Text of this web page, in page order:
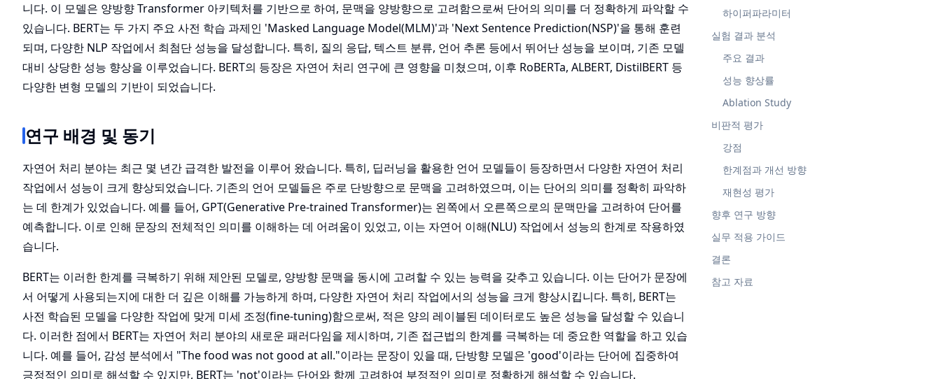
니다. 이 모델은 양방향 Transformer 아키텍처를 기반으로 하여, 문맥을 양방향으로 고려함으로써 단어의 의미를 더 정확하게 파악할 수
있습니다. BERT는 두 가지 주요 사전 학습 과제인 'Masked Language Model(MLM)'과 'Next Sentence Prediction(NSP)'을 통해 훈련
되며, 다양한 NLP 작업에서 최첨단 성능을 달성합니다. 특히, 질의 응답, 텍스트 분류, 언어 추론 등에서 뛰어난 성능을 보이며, 기존 모델
대비 상당한 성능 향상을 이루었습니다. BERT의 등장은 자연어 처리 연구에 큰 영향을 미쳤으며, 이후 RoBERTa, ALBERT, DistilBERT 등
다양한 변형 모델의 기반이 되었습니다.
연구 배경 및 동기
자연어 처리 분야는 최근 몇 년간 급격한 발전을 이루어 왔습니다. 특히, 딥러닝을 활용한 언어 모델들이 등장하면서 다양한 자연어 처리
작업에서 성능이 크게 향상되었습니다. 기존의 언어 모델들은 주로 단방향으로 문맥을 고려하였으며, 이는 단어의 의미를 정확히 파악하
는 데 한계가 있었습니다. 예를 들어, GPT(Generative Pre-trained Transformer)는 왼쪽에서 오른쪽으로의 문맥만을 고려하여 단어를
예측합니다. 이로 인해 문장의 전체적인 의미를 이해하는 데 어려움이 있었고, 이는 자연어 이해(NLU) 작업에서 성능의 한계로 작용하였
습니다.
BERT는 이러한 한계를 극복하기 위해 제안된 모델로, 양방향 문맥을 동시에 고려할 수 있는 능력을 갖추고 있습니다. 이는 단어가 문장에
서 어떻게 사용되는지에 대한 더 깊은 이해를 가능하게 하며, 다양한 자연어 처리 작업에서의 성능을 크게 향상시킵니다. 특히, BERT는
사전 학습된 모델을 다양한 작업에 맞게 미세 조정(fine-tuning)함으로써, 적은 양의 레이블된 데이터로도 높은 성능을 달성할 수 있습니
다. 이러한 점에서 BERT는 자연어 처리 분야의 새로운 패러다임을 제시하며, 기존 접근법의 한계를 극복하는 데 중요한 역할을 하고 있습
니다. 예를 들어, 감성 분석에서 "The food was not good at all."이라는 문장이 있을 때, 단방향 모델은 'good'이라는 단어에 집중하여
긍정적인 의미로 해석할 수 있지만, BERT는 'not'이라는 단어와 함께 고려하여 부정적인 의미로 정확하게 해석할 수 있습니다.
하이퍼파라미터
실험 결과 분석
주요 결과
성능 향상률
Ablation Study
비판적 평가
강점
한계점과 개선 방향
재현성 평가
향후 연구 방향
실무 적용 가이드
결론
참고 자료